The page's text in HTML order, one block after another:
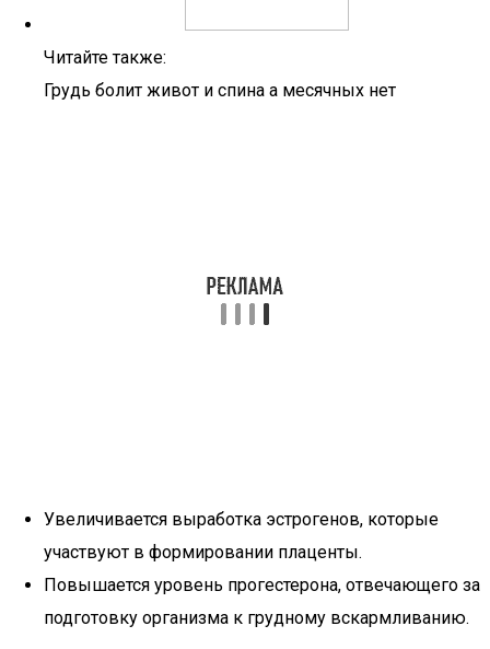
Читайте также:
Грудь болит живот и спина а месячных нет
Увеличивается выработка эстрогенов, которые
участвуют в формировании плаценты.
Повышается уровень прогестерона, отвечающего за
подготовку организма к грудному вскармливанию.